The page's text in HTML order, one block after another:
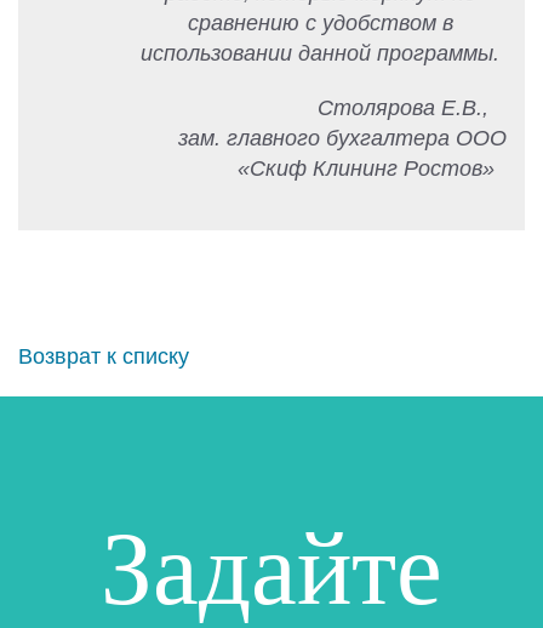
сравнению с удобством в
использовании данной программы.
Столярова Е.В.,
зам. главного бухгалтера ООО
«Скиф Клининг Ростов»
Возврат к списку
Задайте